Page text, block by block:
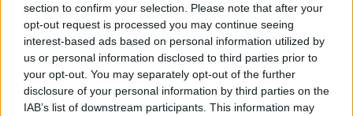
section to confirm your selection. Please note that after your
opt-out request is processed you may continue seeing
interest-based ads based on personal information utilized by
us or personal information disclosed to third parties prior to
your opt-out. You may separately opt-out of the further
disclosure of your personal information by third parties on the
IAB’s list of downstream participants. This information may